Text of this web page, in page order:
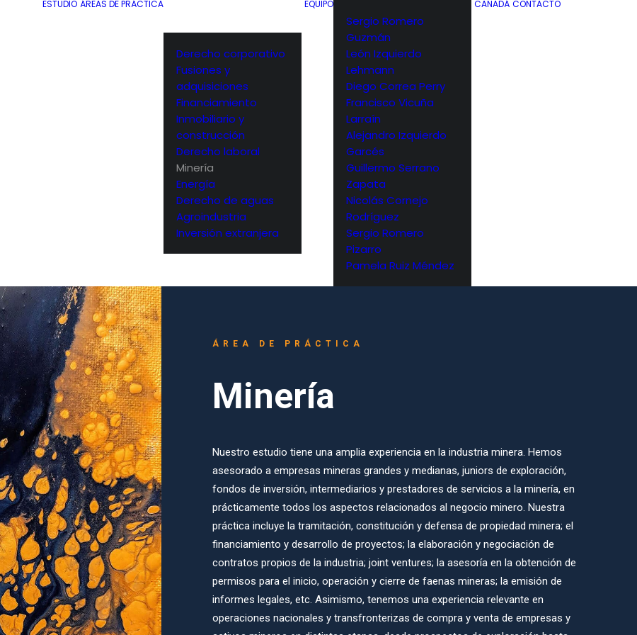
ESTUDIO ÁREAS DE PRÁCTICA
Derecho corporativo
Fusiones y
adquisiciones
Financiamiento
Inmobiliario y
construcción
Derecho laboral
Minería
Energía
Derecho de aguas
Agroindustria
Inversión extranjera
EQUIPO
Sergio Romero
Guzmán
León Izquierdo
Lehmann
Diego Correa Perry
Francisco Vicuña
Larraín
Alejandro Izquierdo
Garcés
Guillermo Serrano
Zapata
Nicolás Cornejo
Rodríguez
Sergio Romero
Pizarro
Pamela Ruiz Méndez
CANADÁ CONTACTO
ÁREA DE PRÁCTICA
Minería
Nuestro estudio tiene una amplia experiencia en la industria minera. Hemos
asesorado a empresas mineras grandes y medianas, juniors de exploración,
fondos de inversión, intermediarios y prestadores de servicios a la minería, en
prácticamente todos los aspectos relacionados al negocio minero. Nuestra
práctica incluye la tramitación, constitución y defensa de propiedad minera; el
financiamiento y desarrollo de proyectos; la elaboración y negociación de
contratos propios de la industria; joint ventures; la asesoría en la obtención de
permisos para el inicio, operación y cierre de faenas mineras; la emisión de
informes legales, etc. Asimismo, tenemos una experiencia relevante en
operaciones nacionales y transfronterizas de compra y venta de empresas y